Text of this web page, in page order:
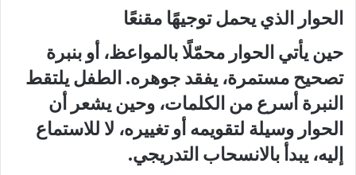
الحوار الذي يحمل توجيهًا مقنعًا
حين يأتي الحوار محمّلًا بالمواعظ، أو بنبرة
تصحيح مستمرة، يفقد جوهره. الطفل يلتقط
النبرة أسرع من الكلمات، وحين يشعر أن
الحوار وسيلة لتقويمه أو تغييره، لا للاستماع
إليه، يبدأ بالانسحاب التدريجي.